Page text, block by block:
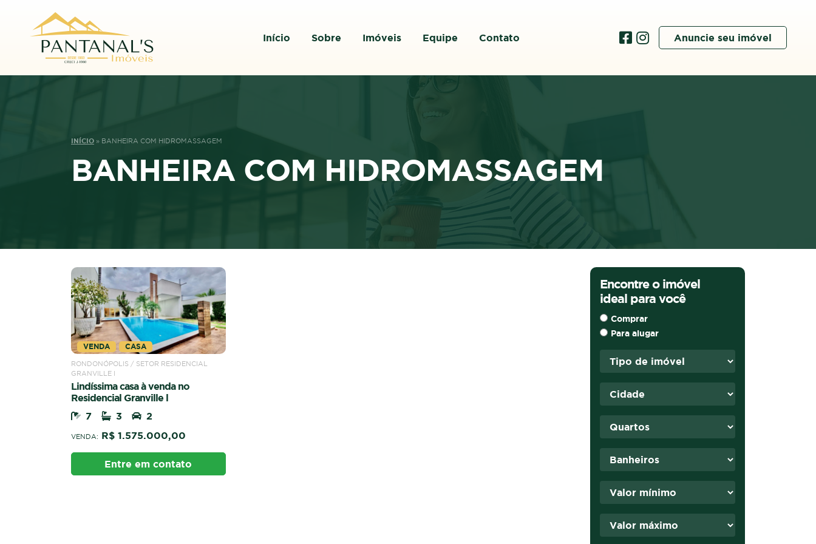
Início Sobre Imóveis Equipe Contato Anuncie seu imóvel
INÍCIO » BANHEIRA COM HIDROMASSAGEM
BANHEIRA COM HIDROMASSAGEM
VENDA CASA
RONDONÓPOLIS / SETOR RESIDENCIAL
GRANVILLE I
Lindíssima casa à venda no
Residencial Granville l
7
3 2
VENDA: R$ 1.575.000,00
Entre em contato
Encontre o imóvel
ideal para você
Comprar
Para alugar